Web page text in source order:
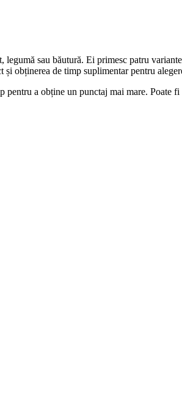
sau băutură. Ei primesc patru
obținerea de timp suplimentar pentru
a obține un punctaj mai mare. Poate